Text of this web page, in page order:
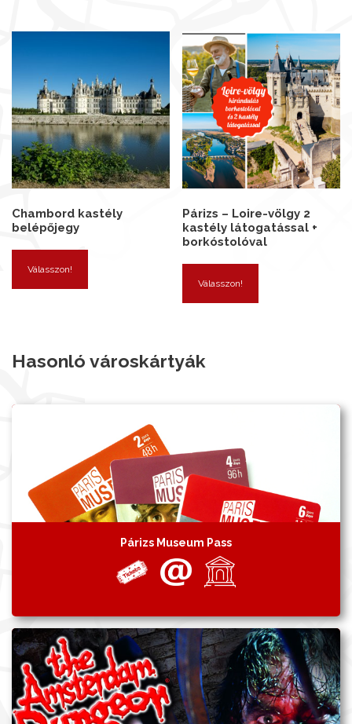
Chambord kastély
belépőjegy
Válasszon!
Párizs – Loire-völgy 2
kastély látogatással +
borkóstolóval
Válasszon!
Hasonló városkártyák
Párizs Museum Pass